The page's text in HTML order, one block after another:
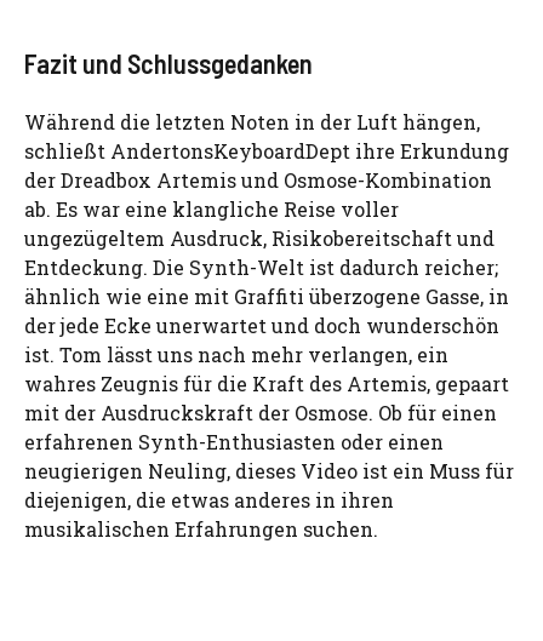
Fazit und Schlussgedanken
Während die letzten Noten in der Luft hängen,
schließt AndertonsKeyboardDept ihre Erkundung
der Dreadbox Artemis und Osmose-Kombination
ab. Es war eine klangliche Reise voller
ungezügeltem Ausdruck, Risikobereitschaft und
Entdeckung. Die Synth-Welt ist dadurch reicher;
ähnlich wie eine mit Graffiti überzogene Gasse, in
der jede Ecke unerwartet und doch wunderschön
ist. Tom lässt uns nach mehr verlangen, ein
wahres Zeugnis für die Kraft des Artemis, gepaart
mit der Ausdruckskraft der Osmose. Ob für einen
erfahrenen Synth-Enthusiasten oder einen
neugierigen Neuling, dieses Video ist ein Muss für
diejenigen, die etwas anderes in ihren
musikalischen Erfahrungen suchen.